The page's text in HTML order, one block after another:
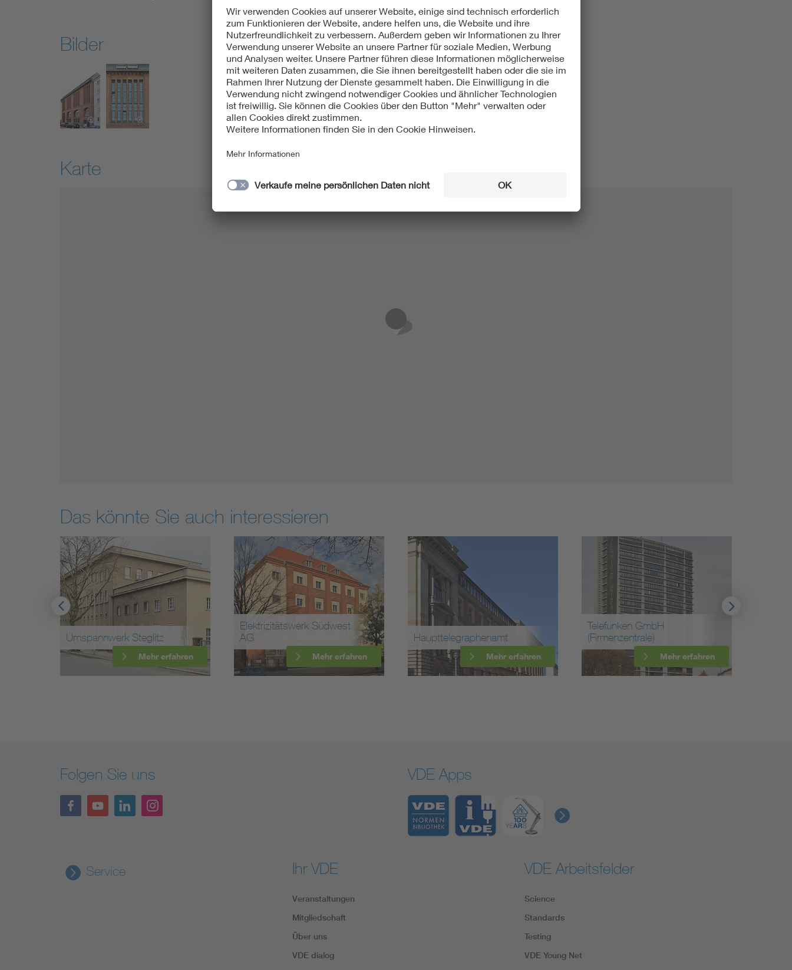
Bilder
Karte
Das könnte Sie auch interessieren
Elektrizitätswerk Südwest
AG
Mehr erfahren
Haupttelegraphenamt
Mehr erfahren
Telefunken GmbH
(Firmenzentrale)
Mehr erfahren
Heliowatt AG
Mehr erfahren
Folgen Sie uns VDE Apps
Service Ihr VDE
Veranstaltungen
Mitgliedschaft
Über uns
VDE dialog
VDE Arbeitsfelder
Science
Standards
Testing
VDE Young Net